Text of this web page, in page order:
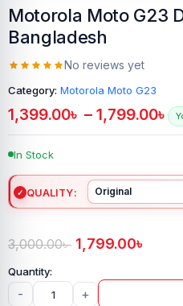
Motorola Moto G23
Bangladesh
No reviews yet
Category: Motorola Moto G23
1,399.00৳ – 1,799.00৳
In Stock
QUALITY
3,000.00৳ 1,799.00৳
- +